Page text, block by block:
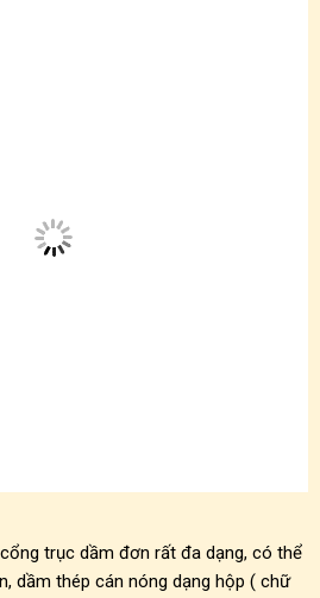
cổng trục dầm đơn rất đa dạng, có thể
dầm thép cán nóng dạng hộp ( chữ